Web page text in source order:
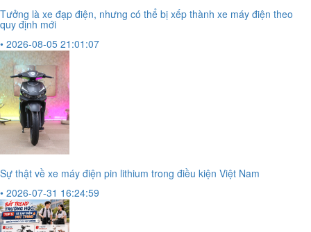
Tưởng là xe đạp điện, nhưng có thể bị xếp thành xe máy điện theo
quy định mới
• 2026-08-05 21:01:07
Sự thật về xe máy điện pin lithium trong điều kiện Việt Nam
• 2026-07-31 16:24:59